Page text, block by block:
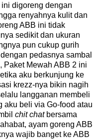
digoreng dengan
renyahnya kulit dan
ABB ini tidak
sedikit dan ukuran
pun cukup gurih
pedasnya sambal
Paket Mewah ABB 2 ini
aku berkunjung ke
krezz-nya bikin nagih
langganan membeli
aku beli via Go-food atau
chit chatbersama
ayam goreng ABB
wajib banget ke ABB